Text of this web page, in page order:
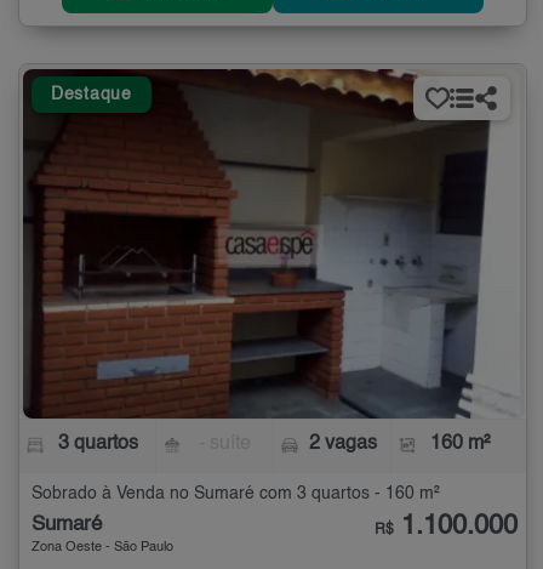
Destaque
3 quartos 2 vagas 160 m²
Sobrado à Venda no Sumaré com 3 quartos - 160 m²
Sumaré
Zona Oeste - São Paulo
R$ 1.100.000